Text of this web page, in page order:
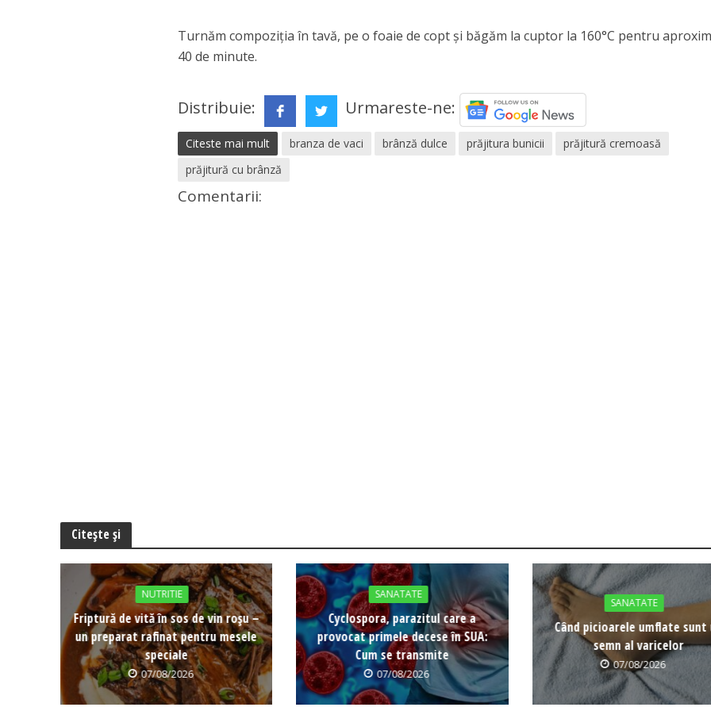
Turnăm compoziția în tavă, pe o foaie de copt și băgăm la cuptor la 160°C pentru
40 de minute.
Distribuie: Urmareste-ne:
Citeste mai mult branza de vaci brânză dulce prăjitura bunicii
prăjitură cremoasă
prăjitură cu brânză
Comentarii:
Citește și
NUTRITIE
Friptură de vită în sos de vin roșu –
un preparat rafinat pentru mesele
speciale
07/08/2026
SANATATE
Cyclospora, parazitul care a
provocat primele decese în SUA:
Cum se transmite
07/08/2026
SANATATE
Când picioarele umflate sunt
semn al varicelor
07/08/2026